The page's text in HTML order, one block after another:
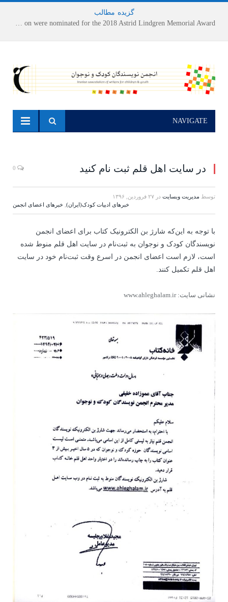
گزیده مطالب
NAVIGATE
در سایت اهل قلم ثبت نام کنید
توسط مدیریت وبسایت در ۲۷ فروردین, ۱۳۹۶
خبرهای ادبیات کودک(ایران) خبرهای اعضای انجمن
با توجه به این‌که شارژ بن الکترونیک کتاب برای اعضای انجمن
نویسندگان کودک و نوجوان به ثبت‌نام در سایت اهل قلم منوط شده
است، لازم است اعضای انجمن در اسرع وقت ثبت‌نام خود در سایت
اهل قلم تکمیل کنند.
نشانی سایت: www.ahleghalam.ir